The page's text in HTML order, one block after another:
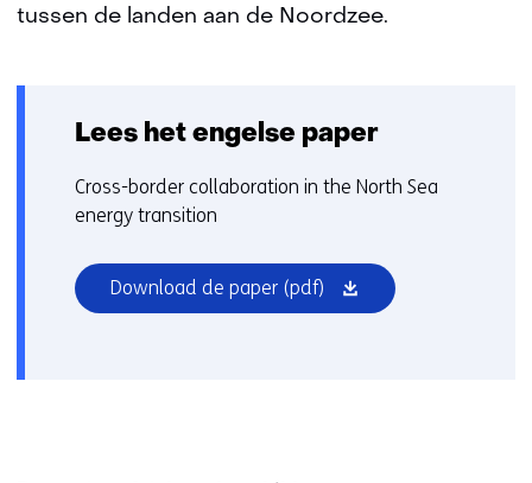
tussen de landen aan de Noordzee.
Lees het engelse paper
Cross-border collaboration in the North Sea
energy transition
Download de paper (pdf) (opent
in